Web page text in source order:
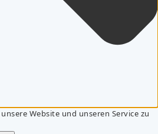
Website und unseren Service zu